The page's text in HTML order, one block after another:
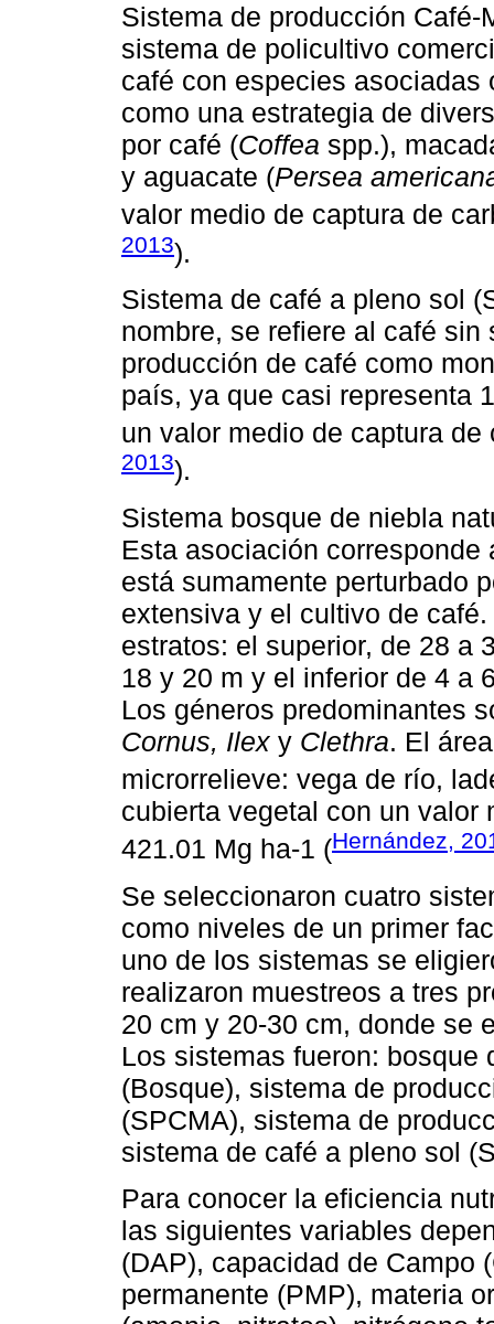
Sistema de producción
sistema de policultivo
café con especies
como una estrategia de
por café (Coffea spp.),
y aguacate (Persea
valor medio de captura de
2013).
Sistema de café a pleno sol
nombre, se refiere al café
producción de café como
país, ya que casi representa
un valor medio de captura
2013).
Sistema bosque de niebla
Esta asociación
está sumamente perturbado
extensiva y el cultivo de
estratos: el superior, de 28 a
18 y 20 m y el inferior de 4 a
Los géneros predominantes
Cornus, Ilex y Clethra. El
microrrelieve: vega de río,
cubierta vegetal con un valor
421.01 Mg ha-1 (Hernández,
Se seleccionaron cuatro
como niveles de un primer
uno de los sistemas se
realizaron muestreos a tres
20 cm y 20-30 cm, donde se
Los sistemas fueron: bosque
(Bosque), sistema de
(SPCMA), sistema de
sistema de café a pleno sol
Para conocer la eficiencia
las siguientes variables
(DAP), capacidad de Campo
permanente (PMP), materia